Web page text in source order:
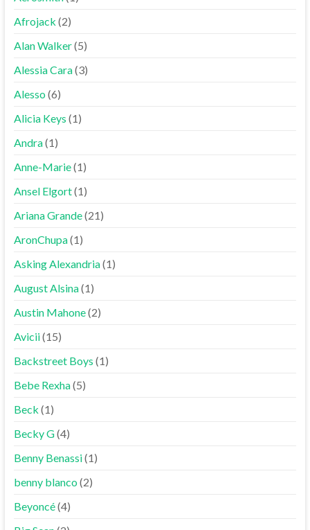
Afrojack (2)
Alan Walker(5)
Alessia Cara(3)
Alesso(6)
Alicia Keys (1)
Andra(1)
Anne-Marie(1)
Ansel Elgort(1)
Ariana Grande(21)
AronChupa(1)
Asking Alexandria(1)
August Alsina(1)
Austin Mahone(2)
Avicii(15)
Backstreet Boys (1)
Bebe Rexha(5)
Beck (1)
Becky G(4)
Benny Benassi(1)
benny blanco(2)
Beyoncé(4)